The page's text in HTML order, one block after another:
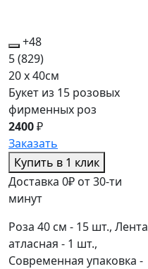
+48
5(829)
20 x 40см
Букет из 15 розовых
фирменных роз
2400₽
Заказать
Купить в 1 клик
Доставка 0₽ от 30-ти
минут
Роза 40 см - 15 шт., Лента
атласная - 1 шт.,
Современная упаковка -